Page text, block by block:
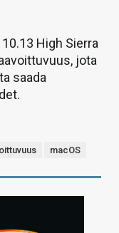
High Sierra
jota
saada
macOS